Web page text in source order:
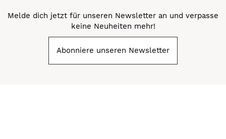
Melde dich jetzt für unseren Newsletter an und verpasse
keine Neuheiten mehr!
Abonniere unseren Newsletter